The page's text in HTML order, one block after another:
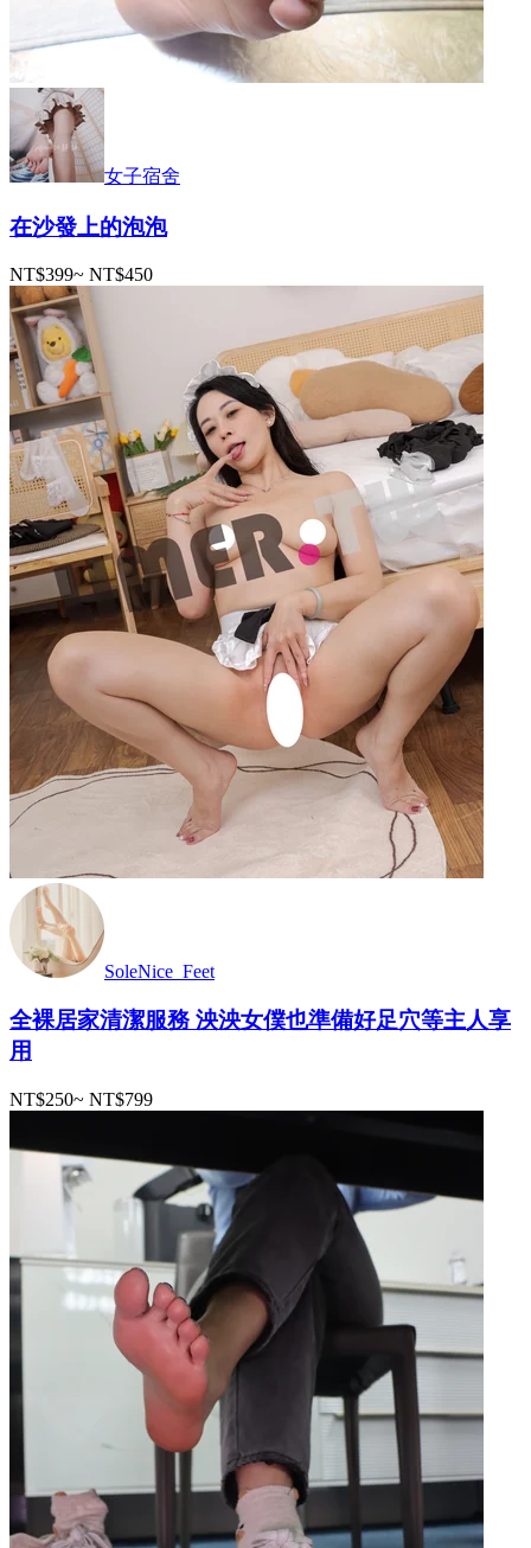
女子宿舍
在沙發上的泡泡
NT$399~ NT$450
SoleNice_Feet
全裸居家清潔服務 泱泱女僕也準備好足穴等主人享
用
NT$250~ NT$799